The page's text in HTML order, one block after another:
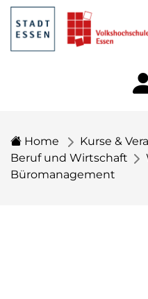
Home Kurse &
Beruf und Wirtschaft
Büromanagement